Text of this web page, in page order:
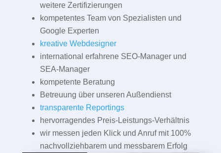
weitere Zertifizierungen
kompetentes Team von Spezialisten und
Google Experten
kreative Webdesigner
international erfahrene SEO-Manager und
SEA-Manager
kompetente Beratung
Betreuung über unseren Außendienst
transparente Reportings
hervorragendes Preis-Leistungs-Verhältnis
wir messen jeden Klick und Anruf mit 100%
nachvollziehbarem und messbarem Erfolg